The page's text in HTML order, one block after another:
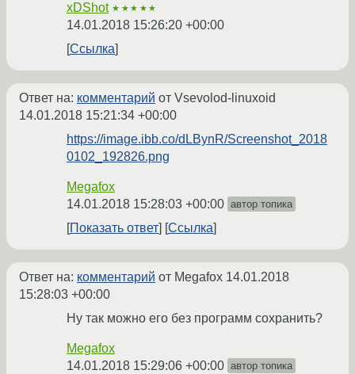
xDShot ★★★★★
14.01.2018 15:26:20 +00:00
Ссылка
Ответ на: комментарий от Vsevolod-linuxoid
14.01.2018 15:21:34 +00:00
https://image.ibb.co/dLBynR/Screenshot_2018
0102_192826.png
Megafox
14.01.2018 15:28:03 +00:00 автор топика
Показать ответ Ссылка
Ответ на: комментарий от Megafox 14.01.2018
15:28:03 +00:00
Ну так можно его без программ сохранить?
Megafox
14.01.2018 15:29:06 +00:00 автор топика